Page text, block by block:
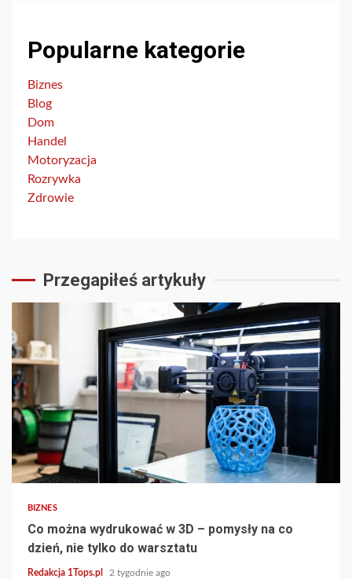
Popularne kategorie
Biznes
Blog
Dom
Handel
Motoryzacja
Rozrywka
Zdrowie
Przegapiłeś artykuły
3 min read
BIZNES
Co można wydrukować w 3D – pomysły na co
dzień, nie tylko do warsztatu
Redakcja 1Tops.pl 2 tygodnie ago